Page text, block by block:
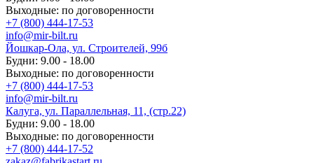
Выходные: по договоренности
+7 (800) 444-17-53
info@mir-bilt.ru
Йошкар-Ола, ул. Строителей, 99б
Будни: 9.00 - 18.00
Выходные: по договоренности
+7 (800) 444-17-53
info@mir-bilt.ru
Калуга, ул. Параллельная, 11, (стр.22)
Будни: 9.00 - 18.00
Выходные: по договоренности
+7 (800) 444-17-52